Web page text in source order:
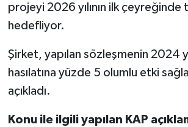
projeyi 2026 yılının ilk çeyreğinde
hedefliyor.
Şirket, yapılan sözleşmenin 2024
hasılatına yüzde 5 olumlu etki
açıkladı.
Konu ile ilgili yapılan KAP